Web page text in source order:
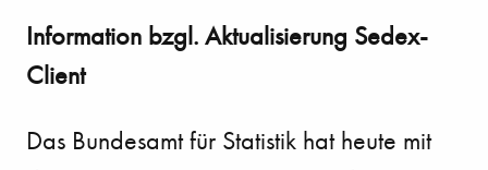
Information bzgl. Aktualisierung Sedex-
Client
Das Bundesamt für Statistik hat heute mit